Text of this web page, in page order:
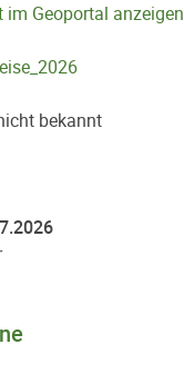
Geoportal anzeigen
bekannt